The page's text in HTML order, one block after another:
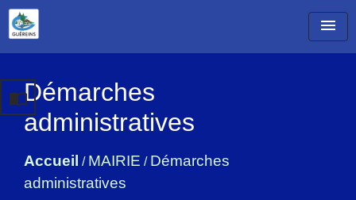
menu
Démarches
administratives
Accueil / MAIRIE / Démarches
administratives
import_contacts